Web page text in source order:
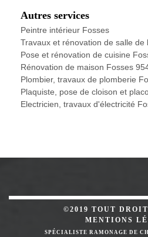
Autres services
Peintre intérieur Fosses
Travaux et rénovation de salle de
Pose et rénovation de cuisine
Rénovation de maison Fosses
Plombier, travaux de plomberie
Plaquiste, pose de cloison et
Electricien, travaux d'électricité
©2019 TOUT
MENTIONS
SPÉCIALISTE RAMONAGE DE